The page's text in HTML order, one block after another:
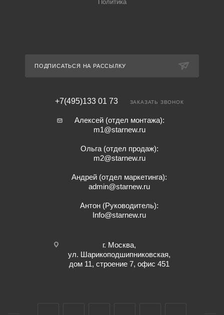
Политика
ПОДПИСАТЬСЯ НА РАССЫЛКУ
+7(495)133 01 73 ЗАКАЗАТЬ ЗВОНОК
Алексей (отдел монтажа):
m1@starnew.ru
Ольга (отдел продаж):
m2@starnew.ru
Андрей (отдел маркетинга):
admin@starnew.ru
Антон (Руководитель):
Info@starnew.ru
г. Москва,
ул. Шарикоподшипниковская,
дом 11, строение 7, офис 451